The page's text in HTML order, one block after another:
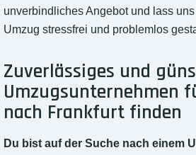
unverbindliches Angebot und lass
Umzug stressfrei und problemlos
Zuverlässiges und
Umzugsunternehmen
nach Frankfurt finden
Du bist auf der Suche nach einem